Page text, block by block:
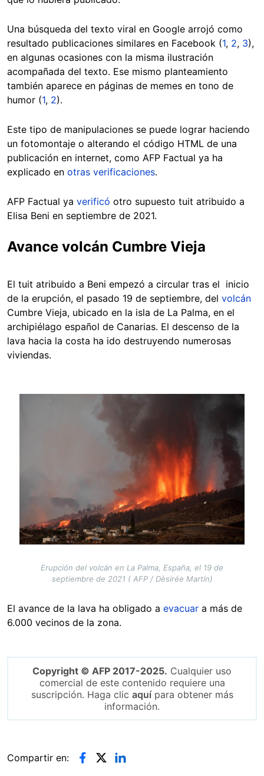
Una búsqueda del texto viral en Google arrojó como
resultado publicaciones similares en Facebook (1, 2, 3),
en algunas ocasiones con la misma ilustración
acompañada del texto. Ese mismo planteamiento
también aparece en páginas de memes en tono de
humor (1, 2).
Este tipo de manipulaciones se puede lograr haciendo
un fotomontaje o alterando el código HTML de una
publicación en internet, como AFP Factual ya ha
explicado en otras verificaciones.
AFP Factual ya verificó otro supuesto tuit atribuido a
Elisa Beni en septiembre de 2021.
Avance volcán Cumbre Vieja
El tuit atribuido a Beni empezó a circular tras el inicio
de la erupción, el pasado 19 de septiembre, del volcán
Cumbre Vieja, ubicado en la isla de La Palma, en el
archipiélago español de Canarias. El descenso de la
lava hacia la costa ha ido destruyendo numerosas
viviendas.
Erupción del volcán en La Palma, España, el 19 de
septiembre de 2021 ( AFP / Dèsirée Martín)
El avance de la lava ha obligado a evacuar a más de
6.000 vecinos de la zona.
Copyright © AFP 2017-2025. Cualquier uso
comercial de este contenido requiere una
suscripción. Haga clic aquípara obtener más
información.
Compartir en: